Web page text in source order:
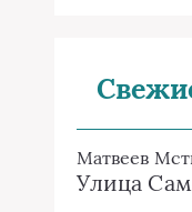
Матвеев
Улица